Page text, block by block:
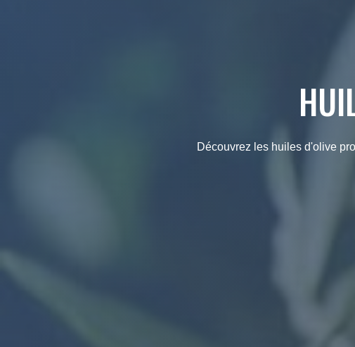
Découvrez les huiles d'olive